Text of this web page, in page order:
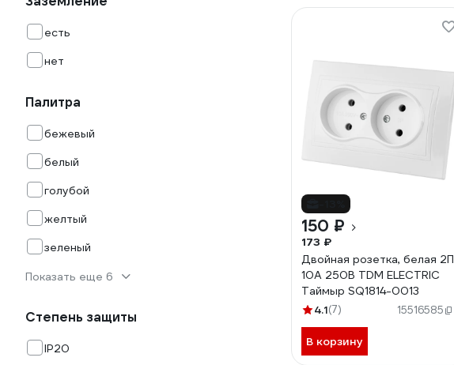
есть
нет
Палитра
бежевый
белый
голубой
желтый
зеленый
Показать еще 6
Степень защиты
IP20
150 ₽
173 ₽
Двойная розетка, белая 2П
10А 250В TDM ELECTRIC
Таймыр SQ1814-0013
4.1(7) 15516585
В корзину